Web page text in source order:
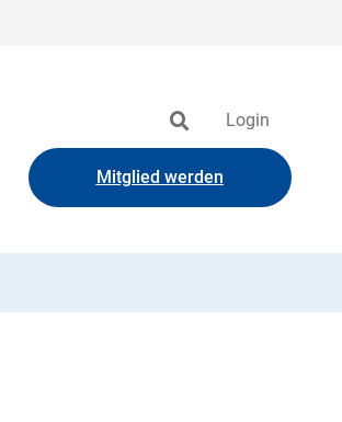
Login
Mitglied werden